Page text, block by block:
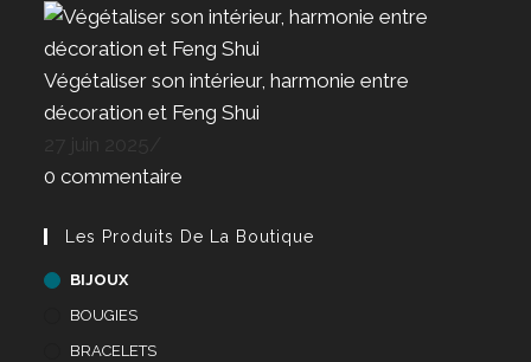
Végétaliser son intérieur, harmonie entre
décoration et Feng Shui
0 commentaire
Les Produits De La Boutique
BIJOUX
BOUGIES
BRACELETS